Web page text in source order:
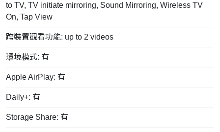
to TV, TV initiate mirroring, Sound Mirroring, Wireless TV
On, Tap View
跨裝置觀看功能: up to 2 videos
環境模式: 有
Apple AirPlay: 有
Daily+: 有
Storage Share: 有